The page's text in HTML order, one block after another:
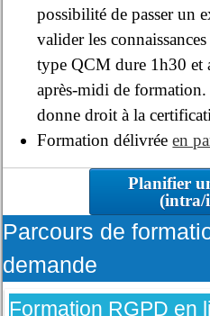
possibilité de passer un
valider les
type QCM dure 1h30 et
après-midi de formation.
donne droit à la
Formation délivréeen
Planifier
(intra/
Parcours de
demande
Formation RGPD en